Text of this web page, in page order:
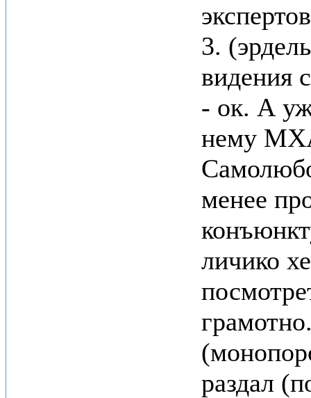
3.
видения
- ок. А
нему
менее
личико
раздал